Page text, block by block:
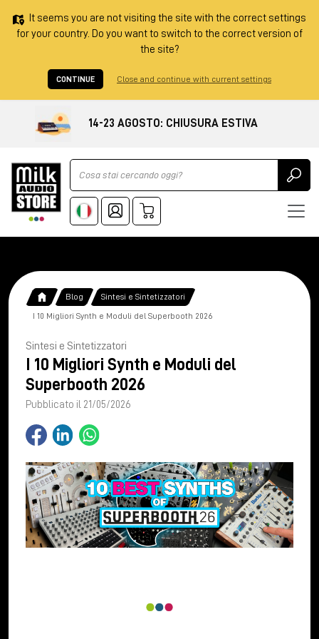
It seems you are not visiting the site with the correct settings
for your country. Do you want to switch to the correct version of
the site?
CONTINUE Close and continue with current settings
14-23 AGOSTO: CHIUSURA ESTIVA
Ricerca
Blog Sintesi e Sintetizzatori
I 10 Migliori Synth e Moduli del Superbooth 2026
Sintesi e Sintetizzatori
I 10 Migliori Synth e Moduli del
Superbooth 2026
Pubblicato il 21/05/2026